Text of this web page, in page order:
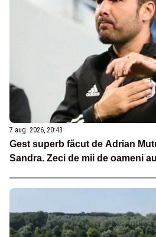
7 aug. 2026, 20:43
Gest superb făcut de Adrian
Sandra. Zeci de mii de oameni